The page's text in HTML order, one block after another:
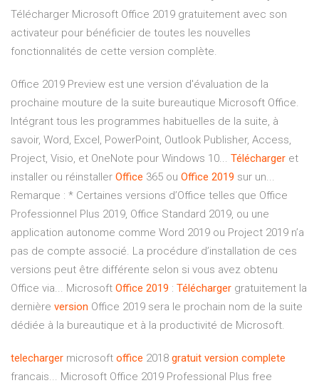
Télécharger Microsoft Office 2019 gratuitement avec son
activateur pour bénéficier de toutes les nouvelles
fonctionnalités de cette version complète.
Office 2019 Preview est une version d'évaluation de la
prochaine mouture de la suite bureautique Microsoft Office.
Intégrant tous les programmes habituelles de la suite, à
savoir, Word, Excel, PowerPoint, Outlook Publisher, Access,
Project, Visio, et OneNote pour Windows 10... Télécharger et
installer ou réinstaller Office 365 ou Office 2019 sur un...
Remarque : * Certaines versions d’Office telles que Office
Professionnel Plus 2019, Office Standard 2019, ou une
application autonome comme Word 2019 ou Project 2019 n’a
pas de compte associé. La procédure d’installation de ces
versions peut être différente selon si vous avez obtenu
Office via... Microsoft Office 2019 : Télécharger gratuitement la
dernière version Office 2019 sera le prochain nom de la suite
dédiée à la bureautique et à la productivité de Microsoft.
telecharger microsoft office 2018 gratuit version complete
francais... Microsoft Office 2019 Professional Plus free